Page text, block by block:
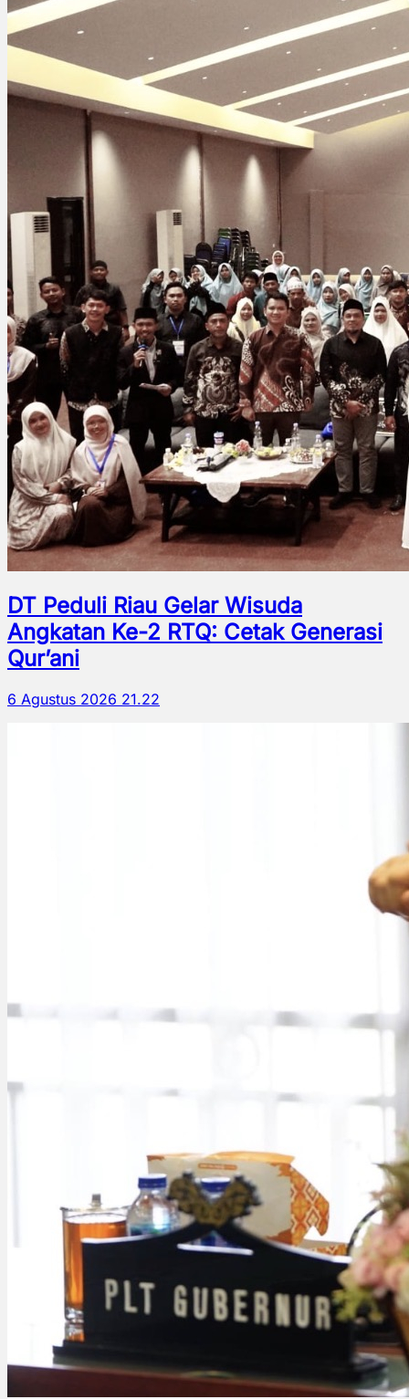
DT Peduli Riau Gelar Wisuda
Angkatan Ke-2 RTQ: Cetak Generasi
Qur’ani
6 Agustus 2026 21.22